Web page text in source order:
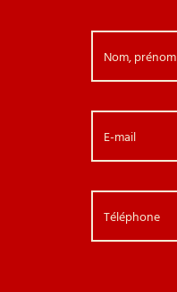
Nom, prénom
E-mail
Téléphone